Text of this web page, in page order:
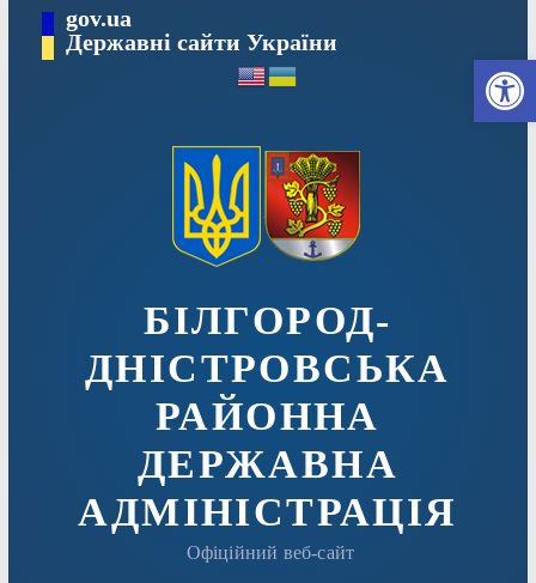
вмісту
gov.ua
Державні сайти України
БІЛГОРОД-
ДНІСТРОВСЬКА
РАЙОННА
ДЕРЖАВНА
АДМІНІСТРАЦІЯ
Офіційний веб-сайт